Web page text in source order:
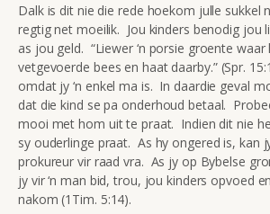
Dalk is dit nie die rede hoekom julle sukkel
regtig net moeilik. Jou kinders benodig jou
as jou geld. “Liewer ‘n porsie groente waar
vetgevoerde bees en haat daarby.” (Spr.
omdat jy ‘n enkel ma is. In daardie geval
dat die kind se pa onderhoud betaal.
mooi met hom uit te praat. Indien dit nie
sy ouderlinge praat. As hy ongered is, kan
prokureur vir raad vra. As jy op Bybelse
jy vir ‘n man bid, trou, jou kinders opvoed
nakom (1Tim. 5:14).